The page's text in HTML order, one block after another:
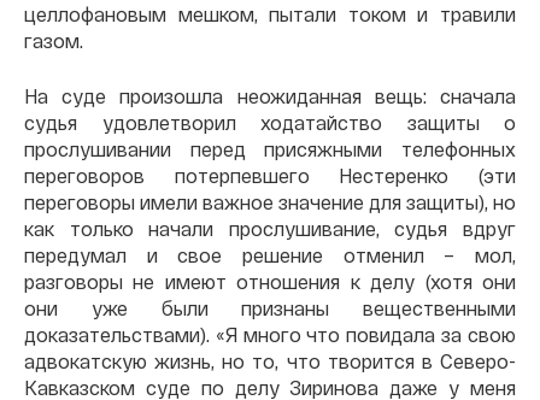
целлофановым мешком, пытали током и травили
газом.
На суде произошла неожиданная вещь: сначала
судья удовлетворил ходатайство защиты о
прослушивании перед присяжными телефонных
переговоров потерпевшего Нестеренко (эти
переговоры имели важное значение для защиты), но
как только начали прослушивание, судья вдруг
передумал и свое решение отменил – мол,
разговоры не имеют отношения к делу (хотя они
они уже были признаны вещественными
доказательствами). «Я много что повидала за свою
адвокатскую жизнь, но то, что творится в Северо-
Кавказском суде по делу Зиринова даже у меня